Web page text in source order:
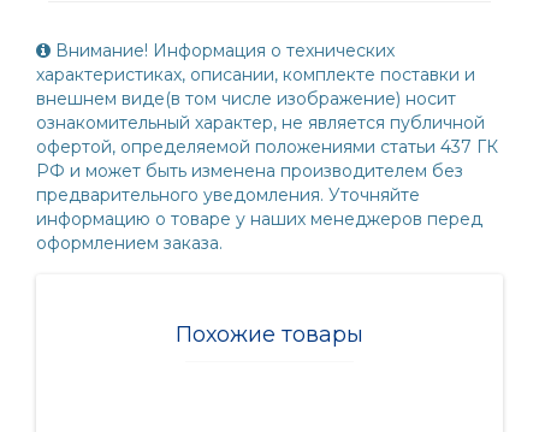
Внимание! Информация о технических
характеристиках, описании, комплекте поставки и
внешнем виде(в том числе изображение) носит
ознакомительный характер, не является публичной
офертой, определяемой положениями статьи 437 ГК
РФ и может быть изменена производителем без
предварительного уведомления. Уточняйте
информацию о товаре у наших менеджеров перед
оформлением заказа.
Похожие товары